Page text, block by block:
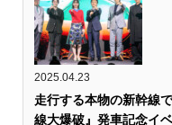
2025.04.23
走行する本物の新幹線
線大爆破』発車記念イ